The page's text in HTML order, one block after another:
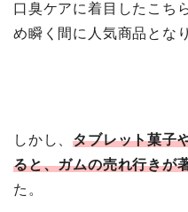
口臭ケアに着目したこち
め瞬く間に人気商品とな
しかし、タブレット菓子
ると、ガムの売れ行きが
た。